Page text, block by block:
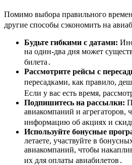
Помимо выбора правильного
другие способы сэкономить на
Будьте гибкими с датами:
на один-два дня может
билета․
Рассмотрите рейсы с
пересадками, как правило,
Если у вас есть время,
Подпишитесь на рассылки:
авиакомпаний и агрегаторов,
информацию об акциях и
Используйте бонусные
летаете, участвуйте в
авиакомпаний, чтобы
их для оплаты авиабилетов․